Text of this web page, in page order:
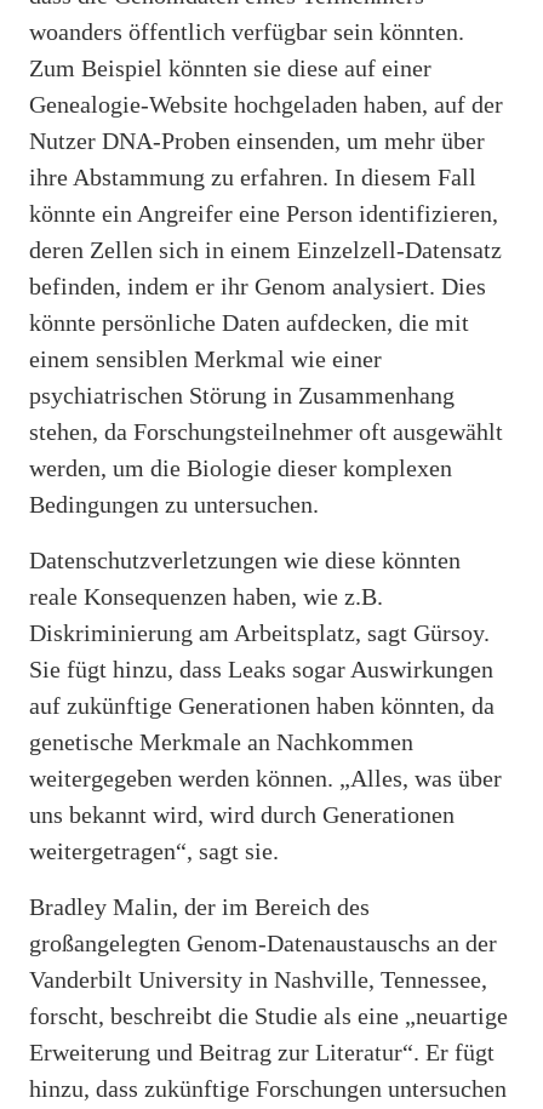
woanders öffentlich verfügbar sein könnten.
Zum Beispiel könnten sie diese auf einer
Genealogie-Website hochgeladen haben, auf der
Nutzer DNA-Proben einsenden, um mehr über
ihre Abstammung zu erfahren. In diesem Fall
könnte ein Angreifer eine Person identifizieren,
deren Zellen sich in einem Einzelzell-Datensatz
befinden, indem er ihr Genom analysiert. Dies
könnte persönliche Daten aufdecken, die mit
einem sensiblen Merkmal wie einer
psychiatrischen Störung in Zusammenhang
stehen, da Forschungsteilnehmer oft ausgewählt
werden, um die Biologie dieser komplexen
Bedingungen zu untersuchen.
Datenschutzverletzungen wie diese könnten
reale Konsequenzen haben, wie z.B.
Diskriminierung am Arbeitsplatz, sagt Gürsoy.
Sie fügt hinzu, dass Leaks sogar Auswirkungen
auf zukünftige Generationen haben könnten, da
genetische Merkmale an Nachkommen
weitergegeben werden können. „Alles, was über
uns bekannt wird, wird durch Generationen
weitergetragen“, sagt sie.
Bradley Malin, der im Bereich des
großangelegten Genom-Datenaustauschs an der
Vanderbilt University in Nashville, Tennessee,
forscht, beschreibt die Studie als eine „neuartige
Erweiterung und Beitrag zur Literatur“. Er fügt
hinzu, dass zukünftige Forschungen untersuchen